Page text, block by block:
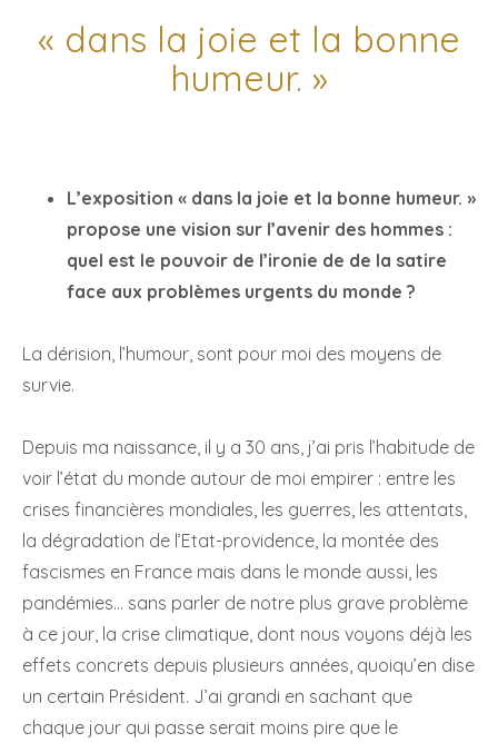
« dans la joie et la bonne
humeur. »
L’exposition « dans la joie et la bonne humeur. »
propose une vision sur l’avenir des hommes :
quel est le pouvoir de l’ironie de de la satire
face aux problèmes urgents du monde ?
La dérision, l’humour, sont pour moi des moyens de
survie.
Depuis ma naissance, il y a 30 ans, j’ai pris l’habitude de
voir l’état du monde autour de moi empirer : entre les
crises financières mondiales, les guerres, les attentats,
la dégradation de l’Etat-providence, la montée des
fascismes en France mais dans le monde aussi, les
pandémies… sans parler de notre plus grave problème
à ce jour, la crise climatique, dont nous voyons déjà les
effets concrets depuis plusieurs années, quoiqu’en dise
un certain Président. J’ai grandi en sachant que
chaque jour qui passe serait moins pire que le